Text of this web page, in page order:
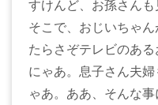
すけんど、お孫さんも
そこで、おじいちゃ
たらさぞテレビのあ
にゃあ。息子さん夫
ゃあ。ああ、そんな